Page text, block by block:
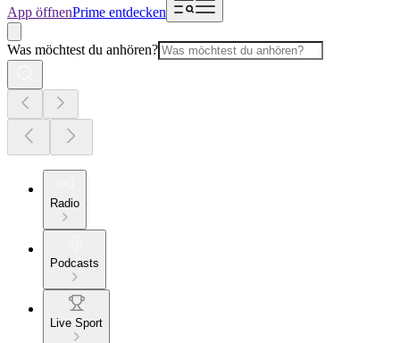
App öffnenPrime entdecken
Was möchtest du anhören?
Radio
Podcasts
Live Sport